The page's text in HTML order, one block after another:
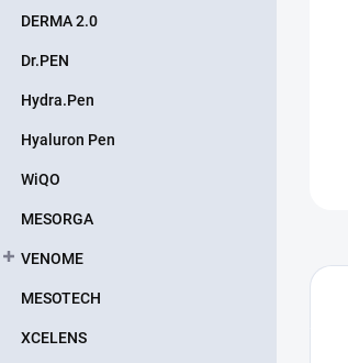
DERMA 2.0
Dr.PEN
Hydra.Pen
Hyaluron Pen
WiQO
MESORGA
VENOME
MESOTECH
XCELENS